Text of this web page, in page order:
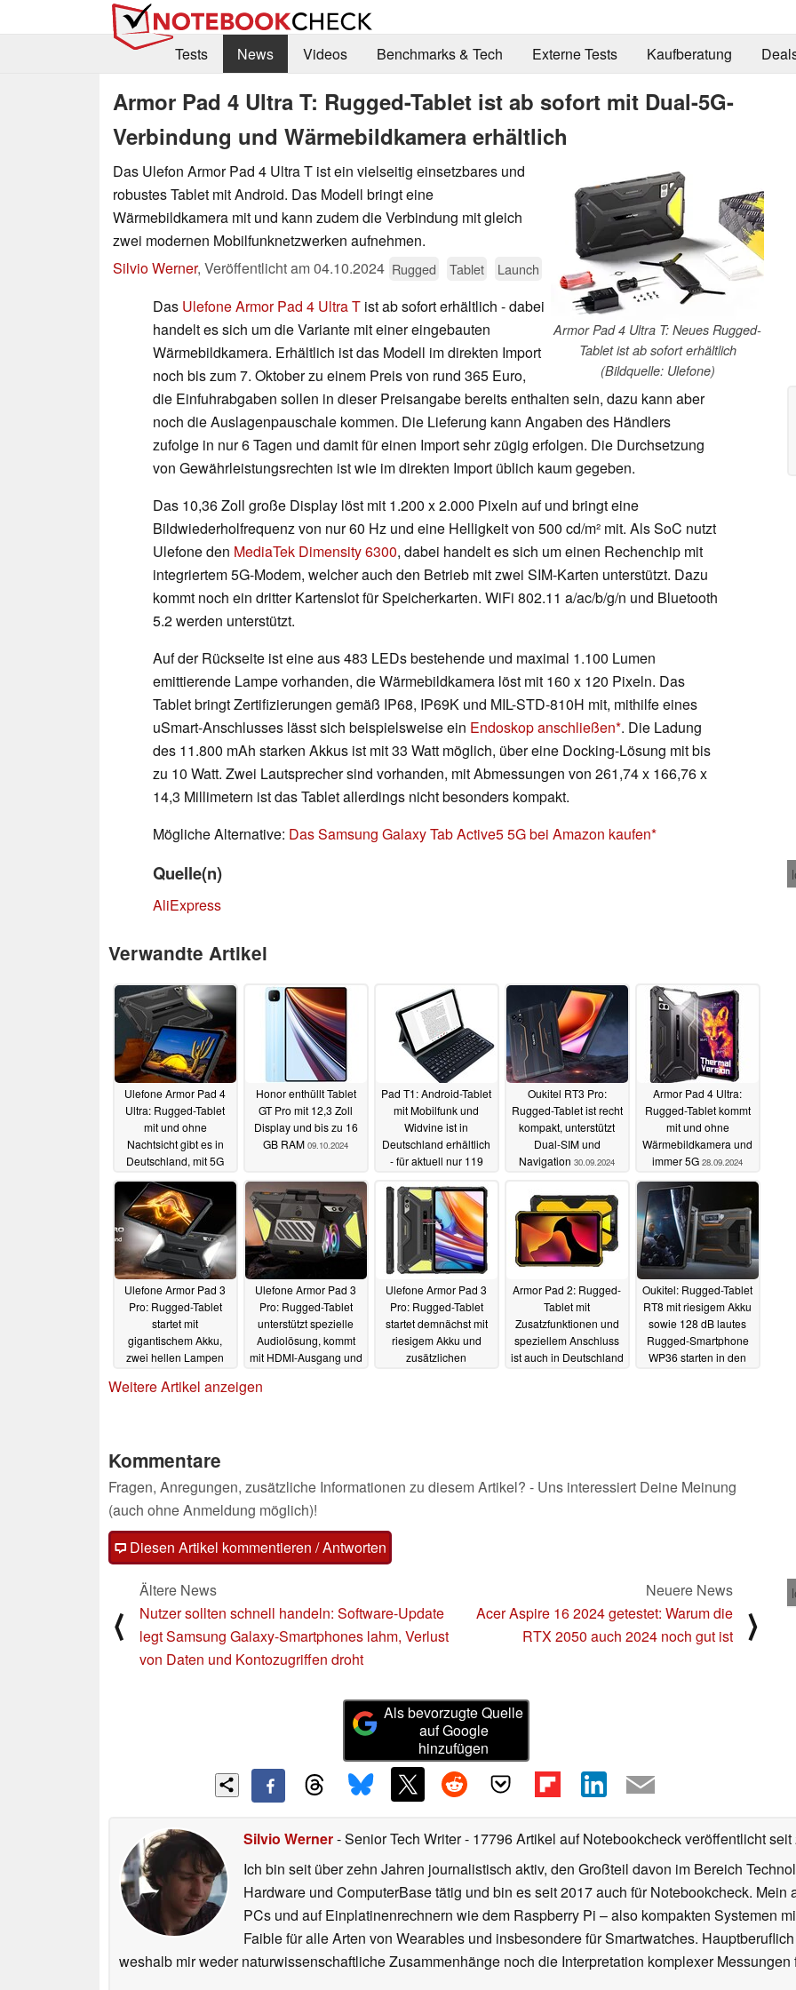
Tests
News Videos Benchmarks & Tech Externe Tests Kaufberatung
Armor Pad 4 Ultra T: Rugged-Tablet ist ab sofort mit Dual-5G-
Verbindung und Wärmebildkamera erhältlich
Armor Pad 4 Ultra T: Neues Rugged-
Tablet ist ab sofort erhältlich
(Bildquelle: Ulefone)
Das Ulefon Armor Pad 4 Ultra T ist ein vielseitig einsetzbares und
robustes Tablet mit Android. Das Modell bringt eine
Wärmebildkamera mit und kann zudem die Verbindung mit gleich
zwei modernen Mobilfunknetzwerken aufnehmen.
Silvio Werner, Veröffentlicht am04.10.2024 Rugged Tablet Launch
Das Ulefone Armor Pad 4 Ultra T ist ab sofort erhältlich - dabei
handelt es sich um die Variante mit einer eingebauten
Wärmebildkamera. Erhältlich ist das Modell im direkten Import
noch bis zum 7. Oktober zu einem Preis von rund 365 Euro,
die Einfuhrabgaben sollen in dieser Preisangabe bereits enthalten sein, dazu kann aber
noch die Auslagenpauschale kommen. Die Lieferung kann Angaben des Händlers
zufolge in nur 6 Tagen und damit für einen Import sehr zügig erfolgen. Die Durchsetzung
von Gewährleistungsrechten ist wie im direkten Import üblich kaum gegeben.
Das 10,36 Zoll große Display löst mit 1.200 x 2.000 Pixeln auf und bringt eine
Bildwiederholfrequenz von nur 60 Hz und eine Helligkeit von 500 cd/m² mit. Als SoC nutzt
Ulefone den MediaTek Dimensity 6300, dabei handelt es sich um einen Rechenchip mit
integriertem 5G-Modem, welcher auch den Betrieb mit zwei SIM-Karten unterstützt. Dazu
kommt noch ein dritter Kartenslot für Speicherkarten. WiFi 802.11 a/ac/b/g/n und Bluetooth
5.2 werden unterstützt.
Auf der Rückseite ist eine aus 483 LEDs bestehende und maximal 1.100 Lumen
emittierende Lampe vorhanden, die Wärmebildkamera löst mit 160 x 120 Pixeln. Das
Tablet bringt Zertifizierungen gemäß IP68, IP69K und MIL-STD-810H mit, mithilfe eines
uSmart-Anschlusses lässt sich beispielsweise ein Endoskop anschließen . Die Ladung
des 11.800 mAh starken Akkus ist mit 33 Watt möglich, über eine Docking-Lösung mit bis
zu 10 Watt. Zwei Lautsprecher sind vorhanden, mit Abmessungen von 261,74 x 166,76 x
14,3 Millimetern ist das Tablet allerdings nicht besonders kompakt.
Mögliche Alternative: Das Samsung Galaxy Tab Active5 5G bei Amazon kaufen
Quelle(n)
AliExpress
Verwandte Artikel
Ulefone Armor Pad 4
Ultra: Rugged-Tablet
mit und ohne
Nachtsicht gibt es in
Deutschland, mit 5G
17.11.2024
Honor enthüllt Tablet
GT Pro mit 12,3 Zoll
Display und bis zu 16
GB RAM 09.10.2024
Pad T1: Android-Tablet
mit Mobilfunk und
Widvine ist in
Deutschland erhältlich
- für aktuell nur 119
Oukitel RT3 Pro:
Rugged-Tablet ist recht
kompakt, unterstützt
Dual-SIM und
Navigation 30.09.2024
Armor Pad 4 Ultra:
Rugged-Tablet kommt
mit und ohne
Wärmebildkamera und
immer 5G 28.09.2024
Ulefone Armor Pad 3
Pro: Rugged-Tablet
startet mit
gigantischem Akku,
zwei hellen Lampen
15.05.2024
Ulefone Armor Pad 3
Pro: Rugged-Tablet
unterstützt spezielle
Audiolösung, kommt
mit HDMI-Ausgang und
Ulefone Armor Pad 3
Pro: Rugged-Tablet
startet demnächst mit
riesigem Akku und
zusätzlichen
Armor Pad 2: Rugged-
Tablet mit
Zusatzfunktionen und
speziellem Anschluss
ist auch in Deutschland
Oukitel: Rugged-Tablet
RT8 mit riesigem Akku
sowie 128 dB lautes
Rugged-Smartphone
WP36 starten in den
Weitere Artikel anzeigen
Kommentare
Fragen, Anregungen, zusätzliche Informationen zu diesem Artikel? - Uns interessiert Deine Meinung
(auch ohne Anmeldung möglich)!
Diesen Artikel kommentieren / Antworten
⟨
Ältere News
Nutzer sollten schnell handeln: Software-Update
legt Samsung Galaxy-Smartphones lahm, Verlust
von Daten und Kontozugriffen droht
Neuere News
Acer Aspire 16 2024 getestet: Warum die
RTX 2050 auch 2024 noch gut ist
⟩
Als bevorzugte Quelle
auf Google
hinzufügen
Silvio Werner- Senior Tech Writer- 17796 Artikel auf Notebookcheck veröffentlichtseit
Ich bin seit über zehn Jahren journalistisch aktiv, den Großteil davon im Bereich
Hardware und ComputerBase tätig und bin es seit 2017 auch für Notebookcheck.
PCs und auf Einplatinenrechnern wie dem Raspberry Pi – also kompakten Systemen
Faible für alle Arten von Wearables und insbesondere für Smartwatches.
weshalb mir weder naturwissenschaftliche Zusammenhänge noch die Interpretation komplexer Messungen